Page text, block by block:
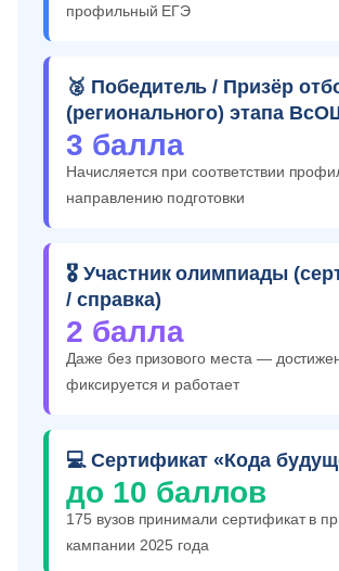
профильный ЕГЭ
🥈 Победитель / Призёр
(регионального) этапа
3 балла
Начисляется при соответствии
направлению подготовки
🎖️ Участник олимпиады
/ справка)
2 балла
Даже без призового места —
фиксируется и работает
💻 Сертификат «Кода
до 10 баллов
175 вузов принимали сертификат в
кампании 2025 года